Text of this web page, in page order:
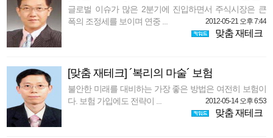
글로벌 이슈가 많은 2분기에 진입하면서 주식시장은 큰
폭의 조정세를 보이며 연중 ...
2012-05-21 오후 7:44
맞춤 재테크
[맞춤 재테크] ´복리의 마술´ 보험
불안한 미래를 대비하는 가장 좋은 방법은 여전히 보험이
다. 보험 가입에도 전략이 ...
2012-05-14 오후 6:53
맞춤 재테크